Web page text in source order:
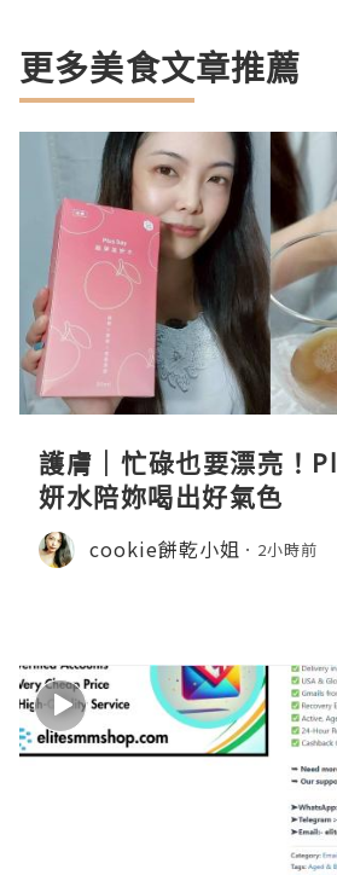
更多美食文章推薦
護膚｜忙碌也要漂亮！
妍水陪妳喝出好氣色
cookie餅乾小姐 2小時前